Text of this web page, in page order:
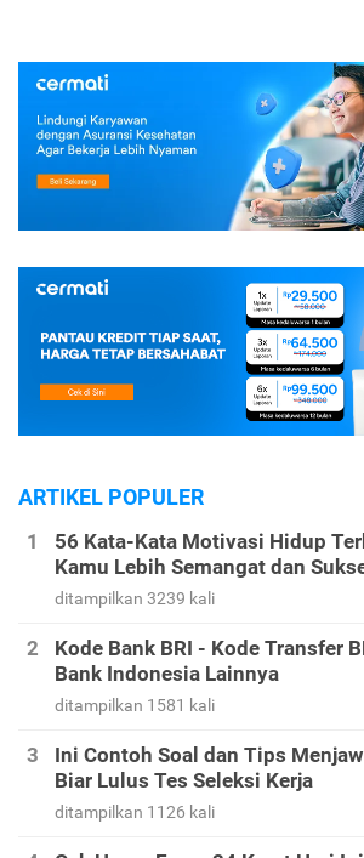
ARTIKEL POPULER
56 Kata-Kata Motivasi Hidup
Kamu Lebih Semangat dan
ditampilkan 3239 kali
Kode Bank BRI - Kode Transfer
Bank Indonesia Lainnya
ditampilkan 1581 kali
Ini Contoh Soal dan Tips
Biar Lulus Tes Seleksi Kerja
ditampilkan 1126 kali